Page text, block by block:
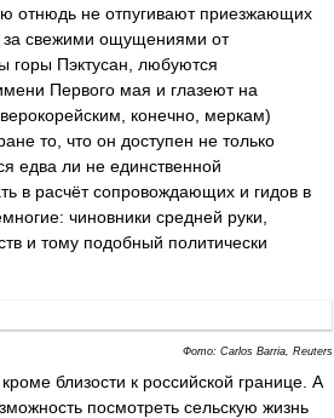
отнюдь не отпугивают приезжающих
за свежими ощущениями от
горы Пэктусан, любуются
Первого мая и глазеют на
конечно, меркам)
то, что он доступен не только
едва ли не единственной
в расчёт сопровождающих и гидов в
чиновники средней руки,
и тому подобный политически
Фото: Carlos Barria, Reuters
близости к российской границе. А
посмотреть сельскую жизнь